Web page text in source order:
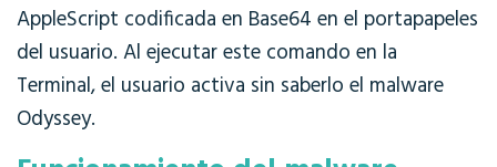
AppleScript codificada en Base64 en el portapapeles
del usuario. Al ejecutar este comando en la
Terminal, el usuario activa sin saberlo el malware
Odyssey.